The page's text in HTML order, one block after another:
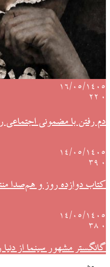
۱۶/۰۵/۱۴۰۵
۰
دم رفتن با مضمونی
۱۴/۰۵/۱۴۰۵
۰
کتاب دوازده روز و هم‌صدا
۱۴/۰۵/۱۴۰۵
۰
گانگستر مشهور سینما از